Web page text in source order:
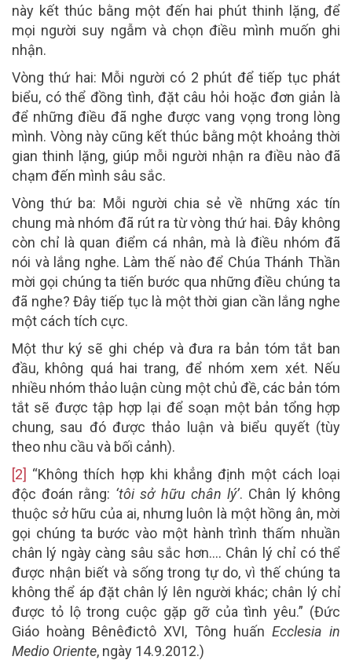
này kết thúc bằng một đến hai phút thinh lặng, để
mọi người suy ngẫm và chọn điều mình muốn ghi
nhận.
Vòng thứ hai: Mỗi người có 2 phút để tiếp tục phát
biểu, có thể đồng tình, đặt câu hỏi hoặc đơn giản là
để những điều đã nghe được vang vọng trong lòng
mình. Vòng này cũng kết thúc bằng một khoảng thời
gian thinh lặng, giúp mỗi người nhận ra điều nào đã
chạm đến mình sâu sắc.
Vòng thứ ba: Mỗi người chia sẻ về những xác tín
chung mà nhóm đã rút ra từ vòng thứ hai. Đây không
còn chỉ là quan điểm cá nhân, mà là điều nhóm đã
nói và lắng nghe. Làm thế nào để Chúa Thánh Thần
mời gọi chúng ta tiến bước qua những điều chúng ta
đã nghe? Đây tiếp tục là một thời gian cần lắng nghe
một cách tích cực.
Một thư ký sẽ ghi chép và đưa ra bản tóm tắt ban
đầu, không quá hai trang, để nhóm xem xét. Nếu
nhiều nhóm thảo luận cùng một chủ đề, các bản tóm
tắt sẽ được tập hợp lại để soạn một bản tổng hợp
chung, sau đó được thảo luận và biểu quyết (tùy
theo nhu cầu và bối cảnh).
[2] “Không thích hợp khi khẳng định một cách loại
độc đoán rằng: ‘tôi sở hữu chân lý’. Chân lý không
thuộc sở hữu của ai, nhưng luôn là một hồng ân, mời
gọi chúng ta bước vào một hành trình thấm nhuần
chân lý ngày càng sâu sắc hơn…. Chân lý chỉ có thể
được nhận biết và sống trong tự do, vì thế chúng ta
không thể áp đặt chân lý lên người khác; chân lý chỉ
được tỏ lộ trong cuộc gặp gỡ của tình yêu.” (Đức
Giáo hoàng Bênêđictô XVI, Tông huấn Ecclesia in
Medio Oriente, ngày 14.9.2012.)